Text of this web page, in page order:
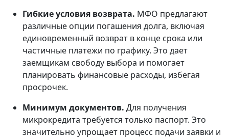
Гибкие условия возврата. МФО предлагают
различные опции погашения долга, включая
единовременный возврат в конце срока или
частичные платежи по графику. Это дает
заемщикам свободу выбора и помогает
планировать финансовые расходы, избегая
просрочек.
Минимум документов. Для получения
микрокредита требуется только паспорт. Это
значительно упрощает процесс подачи заявки и